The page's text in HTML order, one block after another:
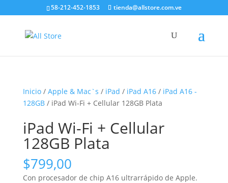
58-212-452-1853 tienda@allstore.com.ve
Inicio/ Apple & Mac`s / iPad / iPad A16/ iPad A16 -
128GB/ iPad Wi-Fi + Cellular 128GB Plata
iPad Wi-Fi + Cellular
128GB Plata
$799,00
Con procesador de chip A16 ultrarrápido de Apple.